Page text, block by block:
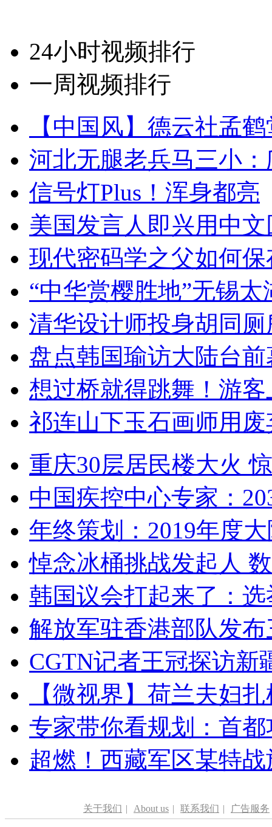
24小时视频排行
一周视频排行
【中国风】德云社孟
河北无腿老兵马三小
信号灯Plus！浑身都亮
美国发言人即兴用中
现代密码学之父如何
“中华赏樱胜地”无锡
清华设计师投身胡同
盘点韩国瑜访大陆台
想过桥就得跳舞！游客
祁连山下玉石画师用
重庆30层居民楼大火
中国疾控中心专家：
年终策划：2019年度
悼念冰桶挑战发起人
韩国议会打起来了：
解放军驻香港部队发
CGTN记者王冠探访新
【微视界】荷兰夫妇
专家带你看规划：首
超燃！西藏军区某特
关于我们 | About us | 联系我们 | 广告服务